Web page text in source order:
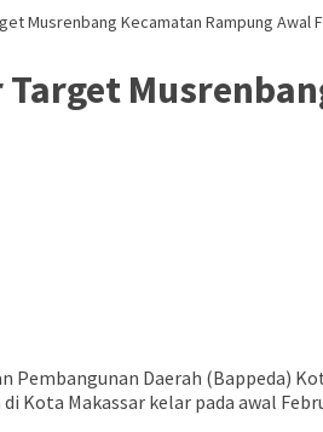
Musrenbang Kecamatan Rampung Awal
Pembangunan Daerah
Kota Makassar kelar pada awal